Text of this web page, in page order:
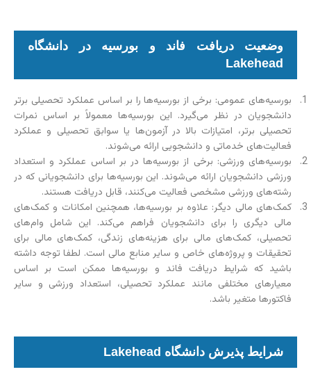
وضعیت دریافت فاند و بورسیه در دانشگاه
Lakehead
بورسیه‌های عمومی: برخی از بورسیه‌ها را بر اساس عملکرد تحصیلی برتر
دانشجویان در نظر می‌گیرد. این بورسیه‌ها معمولاً بر اساس نمرات
تحصیلی برتر، امتیازات بالا در آزمون‌ها یا سوابق تحصیلی و عملکرد
فعالیت‌های خدماتی و دانشجویی ارائه می‌شوند.
بورسیه‌های ورزشی: برخی از بورسیه‌ها در بر اساس عملکرد و استعداد
ورزشی دانشجویان ارائه می‌شوند. این بورسیه‌ها برای دانشجویانی که در
رشته‌های ورزشی مشخصی فعالیت می‌کنند، قابل دریافت هستند.
کمک‌های مالی دیگر: علاوه بر بورسیه‌ها، همچنین امکانات و کمک‌های
مالی دیگری را برای دانشجویان فراهم می‌کند. این شامل وام‌های
تحصیلی، کمک‌های مالی برای هزینه‌های زندگی، کمک‌های مالی برای
تحقیقات و پروژه‌های خاص و سایر منابع مالی است. لطفا توجه داشته
باشید که شرایط دریافت فاند و بورسیه‌ها ممکن است بر اساس
معیارهای مختلفی مانند عملکرد تحصیلی، استعداد ورزشی و سایر
فاکتورها متغیر باشد.
شرایط پذیرش دانشگاه Lakehead